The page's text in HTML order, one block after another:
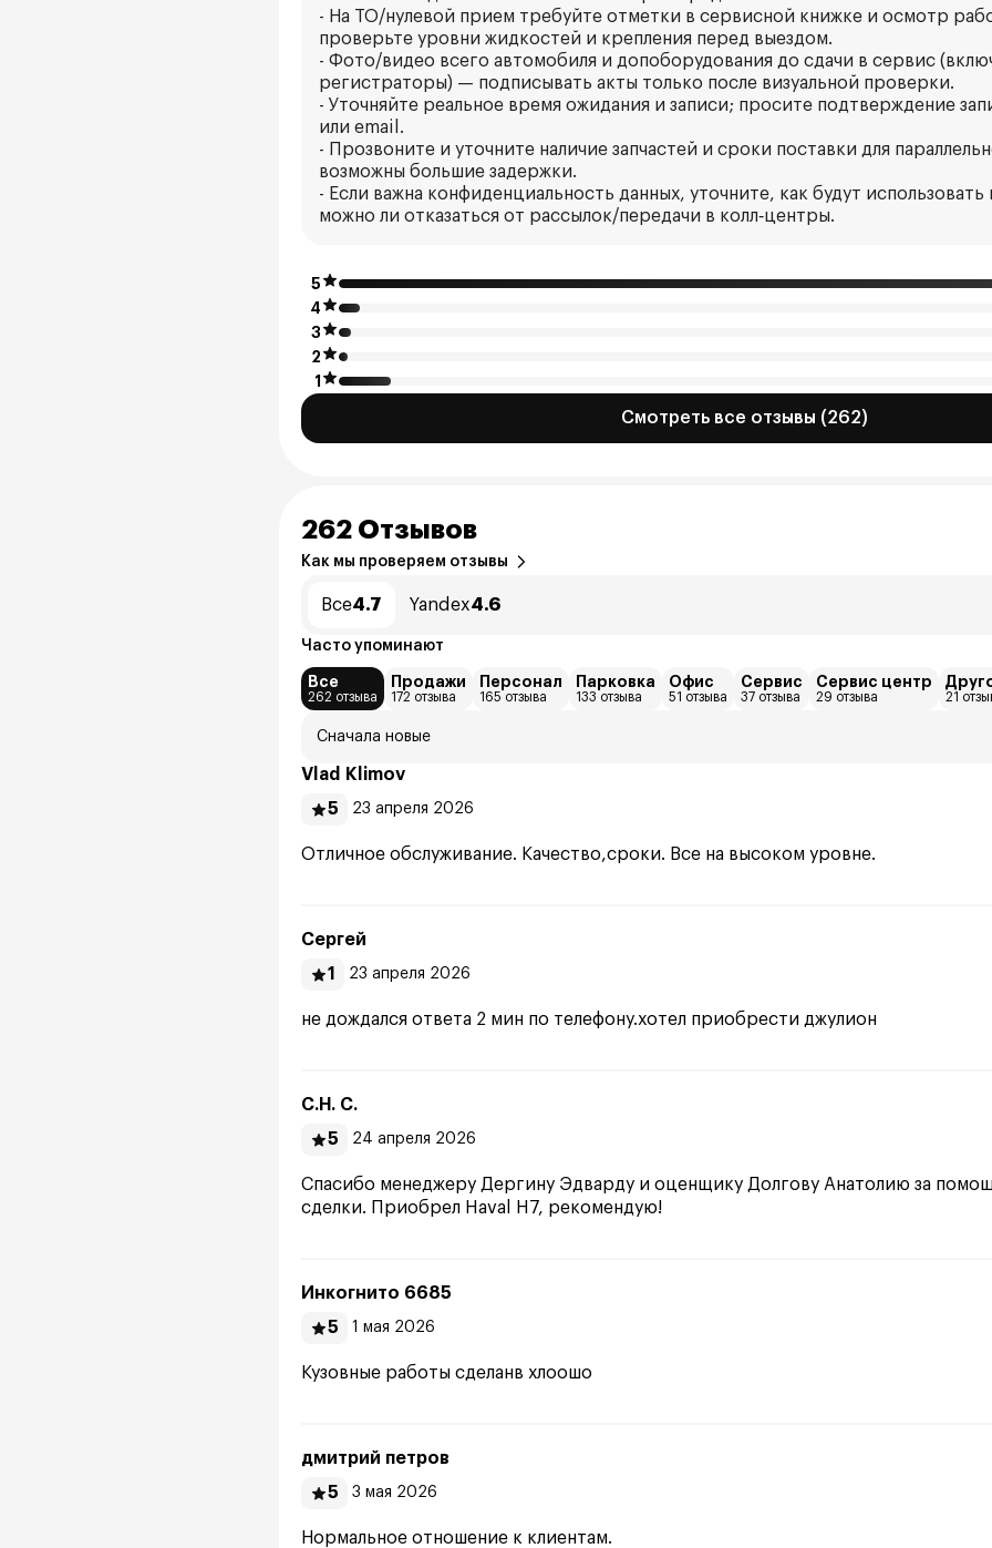
- На ТО/нулевой прием требуйте отметки в сервисной книжке и осмотр
проверьте уровни жидкостей и крепления перед выездом.
- Фото/видео всего автомобиля и допоборудования до сдачи в сервис
регистраторы) — подписывать акты только после визуальной проверки.
- Уточняйте реальное время ожидания и записи; просите подтверждение
или email.
- Прозвоните и уточните наличие запчастей и сроки поставки для
возможны большие задержки.
- Если важна конфиденциальность данных, уточните, как будут
можно ли отказаться от рассылок/передачи в колл‑центры.
5
4
3
2
1
Смотреть все отзывы (262)
262 Отзывов
Как мы проверяем отзывы
Все4.7 Yandex4.6
Часто упоминают
Все
262 отзыва
Продажи
172 отзыва
Персонал
165 отзыва
Парковка
133 отзыва
Офис
51 отзыва
Сервис
37 отзыва
Сервис центр
29 отзыва 21
Сначала новые
Vlad Klimov
5
23 апреля 2026
Отличное обслуживание. Качество,сроки. Все на высоком уровне.
Сергей
1
23 апреля 2026
не дождался ответа 2 мин по телефону.хотел приобрести джулион
С.Н. С.
5
24 апреля 2026
Спасибо менеджеру Дергину Эдварду и оценщику Долгову Анатолию за
сделки. Приобрел Haval H7, рекомендую!
Инкогнито 6685
5
1 мая 2026
Кузовные работы сделанв хлоошо
дмитрий петров
5
3 мая 2026
Нормальное отношение к клиентам.